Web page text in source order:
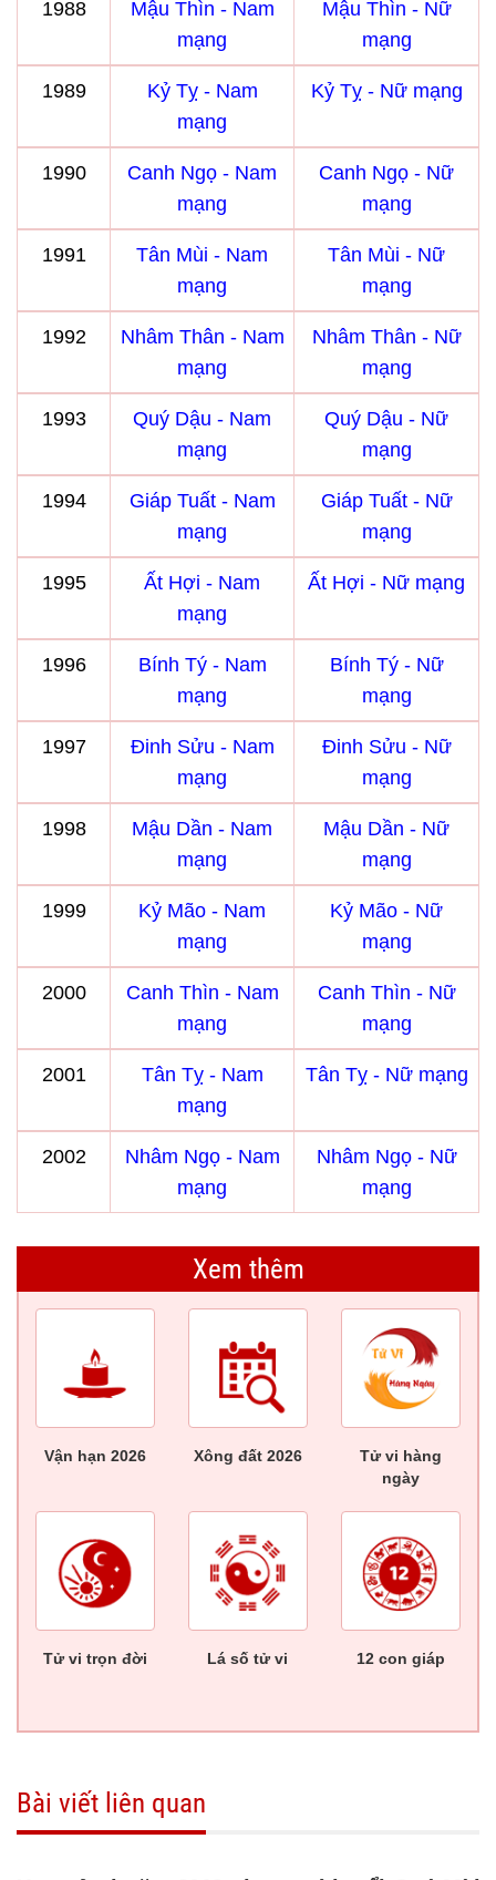
1988
Mậu Thìn - Nam
mạng
Mậu Thìn - Nữ
mạng
1989
Kỷ Tỵ - Nam
mạng
Kỷ Tỵ - Nữ mạng
1990
Canh Ngọ - Nam
mạng
Canh Ngọ - Nữ
mạng
1991
Tân Mùi - Nam
mạng
Tân Mùi - Nữ
mạng
1992
Nhâm Thân - Nam
mạng
Nhâm Thân - Nữ
mạng
1993
Quý Dậu - Nam
mạng
Quý Dậu - Nữ
mạng
1994
Giáp Tuất - Nam
mạng
Giáp Tuất - Nữ
mạng
1995
Ất Hợi - Nam
mạng
Ất Hợi - Nữ mạng
1996
Bính Tý - Nam
mạng
Bính Tý - Nữ
mạng
1997
Đinh Sửu - Nam
mạng
Đinh Sửu - Nữ
mạng
1998
Mậu Dần - Nam
mạng
Mậu Dần - Nữ
mạng
1999
Kỷ Mão - Nam
mạng
Kỷ Mão - Nữ
mạng
2000
Canh Thìn - Nam
mạng
Canh Thìn - Nữ
mạng
2001
Tân Tỵ - Nam
mạng
Tân Tỵ - Nữ mạng
2002
Nhâm Ngọ - Nam
mạng
Nhâm Ngọ - Nữ
mạng
Xem thêm
Vận hạn 2026 Xông đất 2026
Tử vi hàng
ngày
Tử vi trọn đời Lá số tử vi 12 con giáp
Bài viết liên quan